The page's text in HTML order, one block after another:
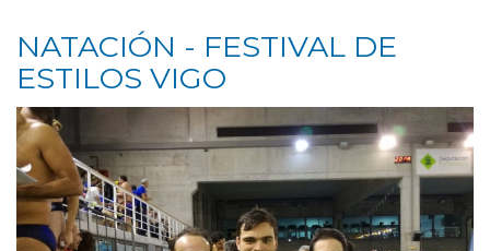
NATACIÓN - FESTIVAL DE
ESTILOS VIGO